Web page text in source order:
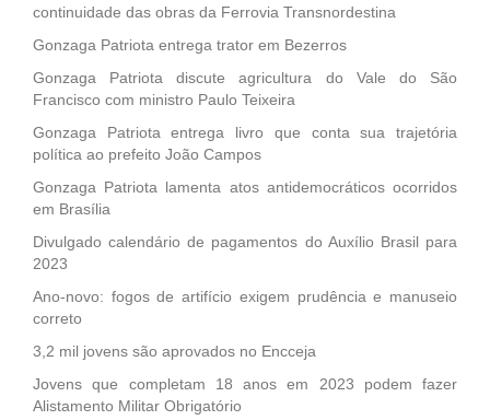
continuidade das obras da Ferrovia Transnordestina
Gonzaga Patriota entrega trator em Bezerros
Gonzaga Patriota discute agricultura do Vale do São
Francisco com ministro Paulo Teixeira
Gonzaga Patriota entrega livro que conta sua trajetória
política ao prefeito João Campos
Gonzaga Patriota lamenta atos antidemocráticos ocorridos
em Brasília
Divulgado calendário de pagamentos do Auxílio Brasil para
2023
Ano-novo: fogos de artifício exigem prudência e manuseio
correto
3,2 mil jovens são aprovados no Encceja
Jovens que completam 18 anos em 2023 podem fazer
Alistamento Militar Obrigatório